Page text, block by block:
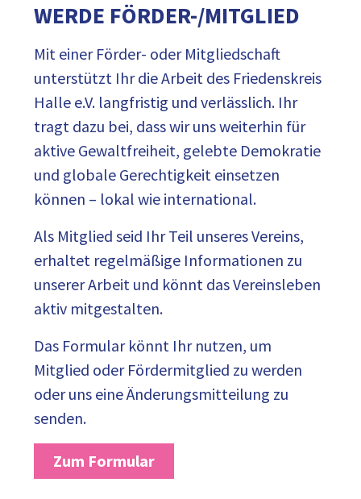
WERDE FÖRDER-/MITGLIED
Mit einer Förder- oder Mitgliedschaft
unterstützt Ihr die Arbeit des Friedenskreis
Halle e.V. langfristig und verlässlich. Ihr
tragt dazu bei, dass wir uns weiterhin für
aktive Gewaltfreiheit, gelebte Demokratie
und globale Gerechtigkeit einsetzen
können – lokal wie international.
Als Mitglied seid Ihr Teil unseres Vereins,
erhaltet regelmäßige Informationen zu
unserer Arbeit und könnt das Vereinsleben
aktiv mitgestalten.
Das Formular könnt Ihr nutzen, um
Mitglied oder Fördermitglied zu werden
oder uns eine Änderungsmitteilung zu
senden.
Zum Formular